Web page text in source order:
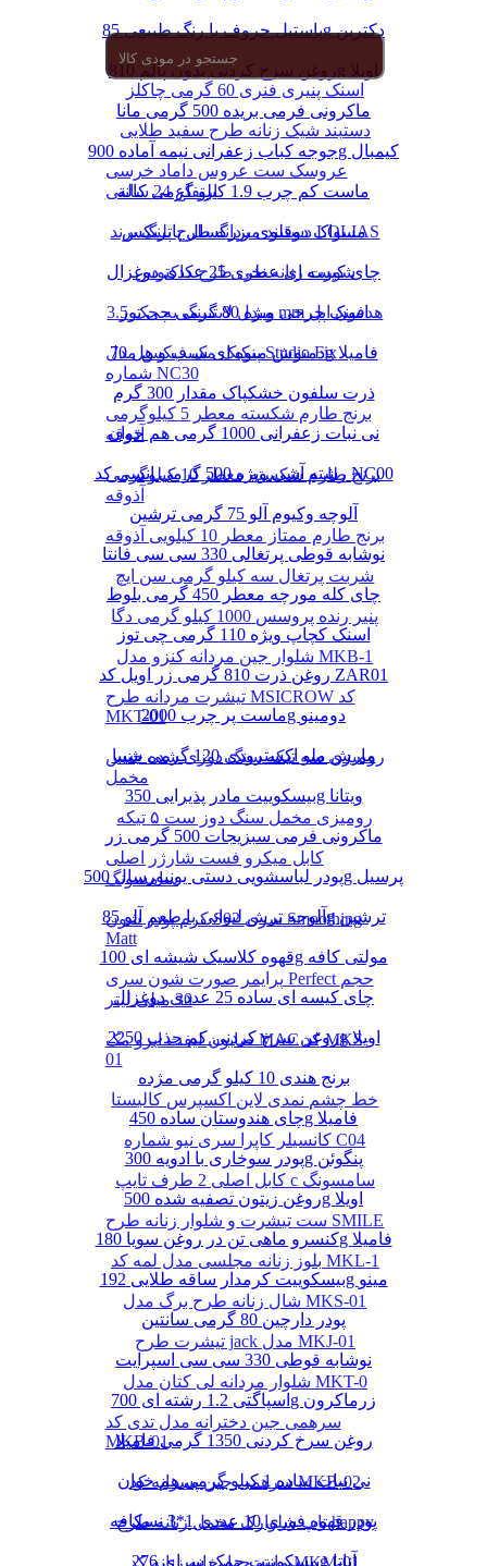
اسنک پنیری فنری 60 گرمی چاکلز
دستبند شیک زنانه طرح سفید طلایی
عروسک ست عروس داماد خرسی
ارتفاع 24 سانتی
دستبند مردانه طرح پلنگ برند LOLIAS
شورت زنانه نخی طرح کاکتوس
مبدل لایتنینگ به جک 3.5 mm هدفون اپل
پنکیک مک فیکس مدل Studio Fix
شماره NC30
برنج طارم شکسته معطر 5 کیلوگرمی
آذوقه
برنج طارم شکسته معطر 10 کیلوگرمی
آذوقه
برنج طارم ممتاز معطر 10 کیلویی آذوقه
شربت پرتغال سه کیلو گرمی سن ایچ
پنیر رنده پروسس 1000 کیلو گرمی دگا
شلوار جین مردانه کنزو مدل MKB-1
تیشرت مردانه طرح MSICROW کد
MKT-01
رومیزی سه تیکه سنگ دوزی شده جنس
مخمل
رومیزی مخمل سنگ دوز ست ۵ تیکه
کابل میکرو فست شارژر اصلی
سامسونگ
کرم پودر شون S02 سری Smoothing
Matt
پرایمر صورت شون سری Perfect حجم
30 میلی لیتر
صابون لیفت ابرو مک MAC کد MKS-
01
خط چشم نمدی لاین اکسپرس کالیستا
کانسیلر کاپرا سری نیو شماره C04
کابل اصلی 2 طرف تایپ c سامسونگ
ست تیشرت و شلوار زنانه طرح SMILE
بلوز زنانه مجلسی مدل لمه کد MKL-1
شال زنانه طرح برگ مدل MKS-01
تیشرت طرح jack مدل MKJ-01
شلوار مردانه لی کتان مدل MKT-0
سرهمی جین دخترانه مدل تدی کد
MKB-01
سرهمی جین پسرانه کد MKB-02
تاپ شلوارک مخمل زنانه طرح happy
مانتو چهارخانه زنانه کد MKM-01
پاستیل حروف با رنگ طبیعی 85g دکتربن
روغن سرخ کردنی بدون پالم 810g اویلا
ماکرونی فرمی بریده 500 گرمی مانا
جوجه کباب زعفرانی نیمه آماده 900g کیمبال
ماست کم چرب 1.9 کیلو گرمی کاله
مسواک دوقلوی بزرگسال پاتریکس
چای کیسه ای عطری 25 عددی دوغزال
اسنک چرخی ویژه 80 گرمی چی توز
دمنوش میوه ای سیب و هل 70g فامیلا
ذرت سلفون خشکپاک مقدار 300 گرم
نی نبات زعفرانی 1000 گرمی هم خوان
رشته آشی ویژه 500 گرمی انسی کد NC00
آلوچه وکیوم آلو 75 گرمی ترشین
نوشابه قوطی پرتغالی 330 سی سی فانتا
چای کله مورچه معطر 450 گرمی بلوط
اسنک کچاپ ویژه 110 گرمی چی توز
روغن ذرت 810 گرمی زر اویل کد ZAR01
ماست پر چرب 2000g دومینو
مارش ملو اکسترودی 120 گرمی شیبا
بیسکوییت مادر پذیرایی 350g ویتانا
ماکرونی فرمی سبزیجات 500 گرمی زر
پودر لباسشویی دستی یونیورسال 500g پرسیل
آلوچه ترش لیوانی با طعم آلو 85g ترشین
قهوه کلاسیک شیشه ای 100g مولتی کافه
چای کیسه ای ساده 25 عددی دوغزال
روغن سرخ کردنی کم جذب 2250g اویلا
برنج هندی 10 کیلو گرمی مژده
چای هندوستان ساده 450g فامیلا
پودر سوخاری با ادویه 300g پنگوئن
روغن زیتون تصفیه شده 500g اویلا
کنسرو ماهی تن در روغن سویا 180g فامیلا
بیسکوییت کرمدار ساقه طلایی 192g مینو
پودر دارچین 80 گرمی سانتین
نوشابه قوطی 330 سی سی اسپرایت
اسپاگتی 1.2 رشته ای 700g زرماکرون
روغن سرخ کردنی 1350 گرمی فامیلا
نی نبات ساده 1 کیلو گرمی هم خوان
پودر قهوه فوری 10 عددی 1*3 نسکافه
بیسکوییت چمک سرای 276g آناتا